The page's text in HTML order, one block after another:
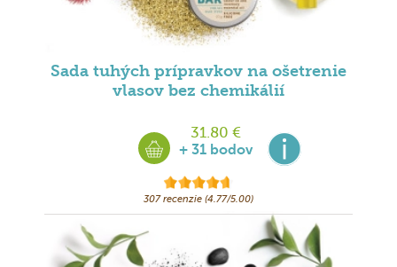
Sada tuhých prípravkov na ošetrenie
vlasov bez chemikálií
31.80 €
+ 31 bodov
307 recenzie (4.77/5.00)